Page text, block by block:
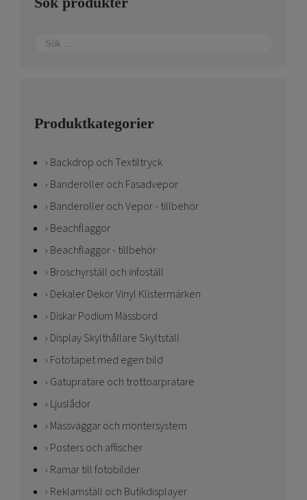
Produktkategorier
Backdrop och Textiltryck
Banderoller och Fasadvepor
Banderoller och Vepor - tillbehör
Beachflaggor
Beachflaggor - tillbehör
Broschyrställ och infoställ
Dekaler Dekor Vinyl Klistermärken
Diskar Podium Mässbord
Display Skylthållare Skyltställ
Fototapet med egen bild
Gatupratare och trottoarpratare
Ljuslådor
Mässväggar och montersystem
Posters och affischer
Ramar till fotobilder
Reklamställ och Butikdisplayer